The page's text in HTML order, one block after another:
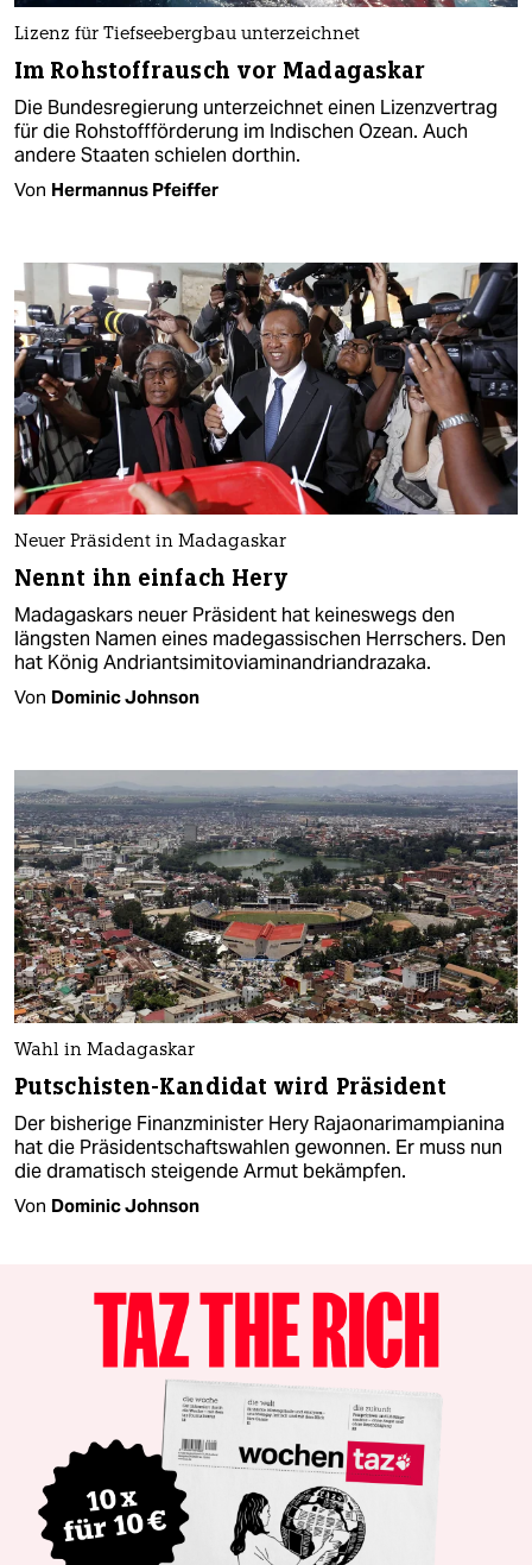
Lizenz für Tiefseebergbau unterzeichnet
Im Rohstoffrausch vor Madagaskar
Die Bundesregierung unterzeichnet einen Lizenzvertrag
für die Rohstoffförderung im Indischen Ozean. Auch
andere Staaten schielen dorthin.
Von Hermannus Pfeiffer
Neuer Präsident in Madagaskar
Nennt ihn einfach Hery
Madagaskars neuer Präsident hat keineswegs den
längsten Namen eines madegassischen Herrschers. Den
hat König Andriantsimitoviaminandriandrazaka.
Von Dominic Johnson
Wahl in Madagaskar
Putschisten-Kandidat wird Präsident
Der bisherige Finanzminister Hery Rajaonarimampianina
hat die Präsidentschaftswahlen gewonnen. Er muss nun
die dramatisch steigende Armut bekämpfen.
Von Dominic Johnson